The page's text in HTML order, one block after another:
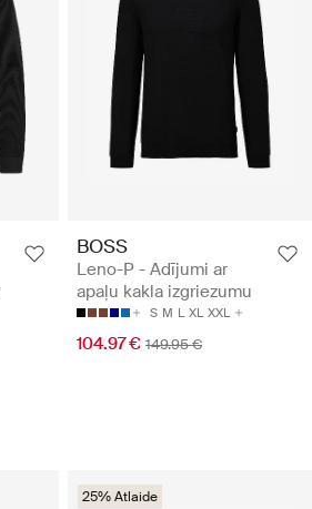
BOSS
Leno-P - Adījumi ar
apaļu kakla izgriezumu
S M L XL XXL
104.97 € 149.95 €
25% Atlaide